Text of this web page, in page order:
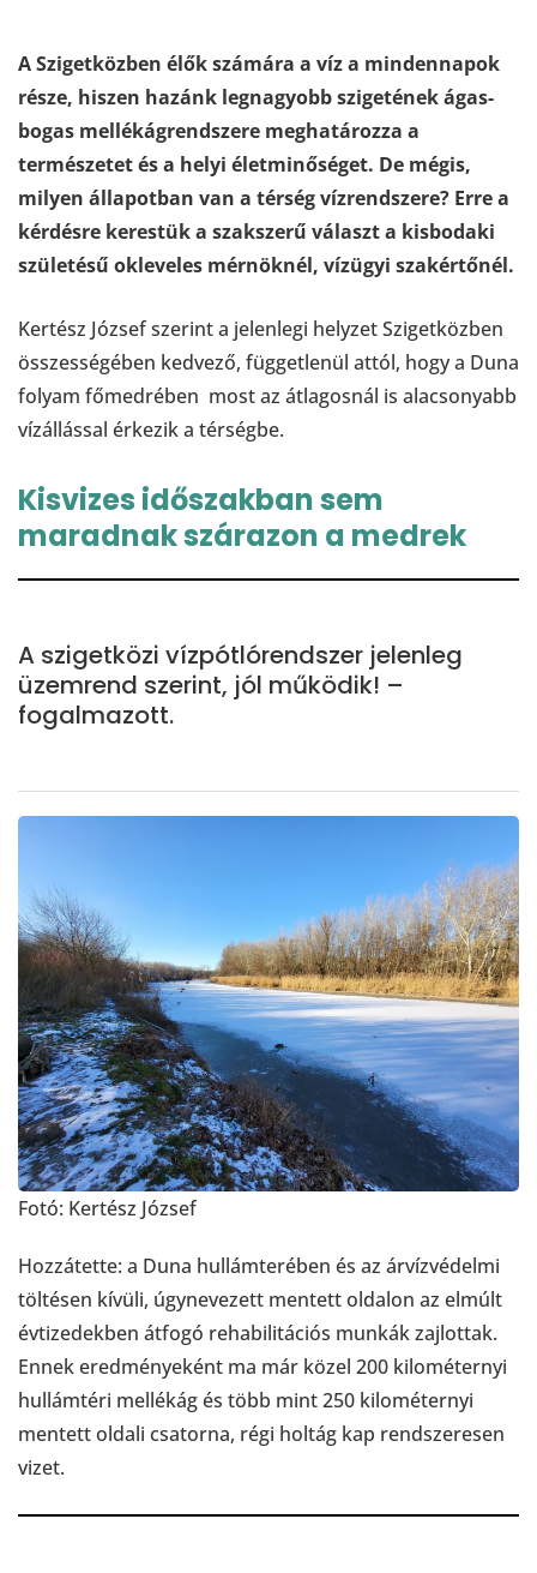
A Szigetközben élők számára a víz a mindennapok
része, hiszen hazánk legnagyobb szigetének ágas-
bogas mellékágrendszere meghatározza a
természetet és a helyi életminőséget. De mégis,
milyen állapotban van a térség vízrendszere? Erre a
kérdésre kerestük a szakszerű választ a kisbodaki
születésű okleveles mérnöknél, vízügyi szakértőnél.
Kertész József szerint a jelenlegi helyzet Szigetközben
összességében kedvező, függetlenül attól, hogy a Duna
folyam főmedrében most az átlagosnál is alacsonyabb
vízállással érkezik a térségbe.
Kisvizes időszakban sem
maradnak szárazon a medrek
A szigetközi vízpótlórendszer jelenleg
üzemrend szerint, jól működik! –
fogalmazott.
Fotó: Kertész József
Hozzátette: a Duna hullámterében és az árvízvédelmi
töltésen kívüli, úgynevezett mentett oldalon az elmúlt
évtizedekben átfogó rehabilitációs munkák zajlottak.
Ennek eredményeként ma már közel 200 kilométernyi
hullámtéri mellékág és több mint 250 kilométernyi
mentett oldali csatorna, régi holtág kap rendszeresen
vizet.